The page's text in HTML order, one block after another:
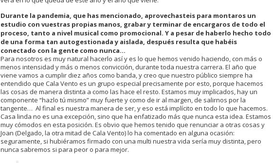
Durante la pandemia, que has mencionado, aprovechasteis para montaros un
estudio con vuestras propias manos, grabar y terminar de encargaros de todo el
proceso, tanto a nivel musical como promocional. Y a pesar de haberlo hecho todo
de una forma tan autogestionada y aislada, después resulta que habéis
conectado con la gente como nunca...
Para nosotros es muy natural hacerlo así y es lo que hemos venido haciendo, con más o
menos intensidad y más o menos convicción, durante toda nuestra carrera. El año que
viene vamos a cumplir diez años como banda, y creo que nuestro público siempre ha
entendido que Cala Vento es un grupo especial precisamente por esto, porque hacemos
las cosas de manera distinta a como las hace el resto. Estamos muy implicados, hay un
componente “hazlo tú mismo” muy fuerte y como de ir al margen, de salirnos por la
tangente… Al final es nuestra manera de ser, y eso está implícito en todo lo que hacemos.
Casa linda no es una excepción, sino que ha enfatizado más que nunca esta idea. Estamos
muy cómodos en esta posición. Es obvio que hemos tenido que renunciar a otras cosas y
Joan (Delgado, la otra mitad de Cala Vento) lo ha comentado en alguna ocasión:
seguramente, si hubiéramos firmado con una multi nuestra vida sería muy distinta, pero
nunca sabremos si para peor o para mejor.